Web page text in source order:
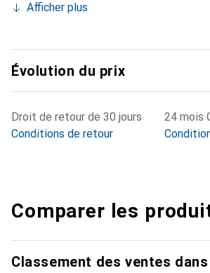
Afficher plus
Évolution du prix
Droit de retour de 30 jours
Conditions de retour
24 mois
Comparer les
Classement des ventes